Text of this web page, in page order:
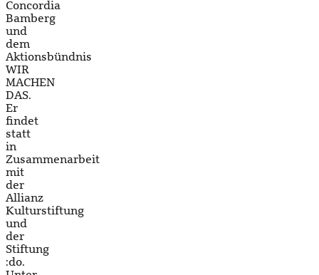
Concordia
Bamberg
und
dem
Aktionsbündnis
WIR
MACHEN
DAS.
Er
findet
statt
in
Zusammenarbeit
mit
der
Allianz
Kulturstiftung
und
der
Stiftung
:do.